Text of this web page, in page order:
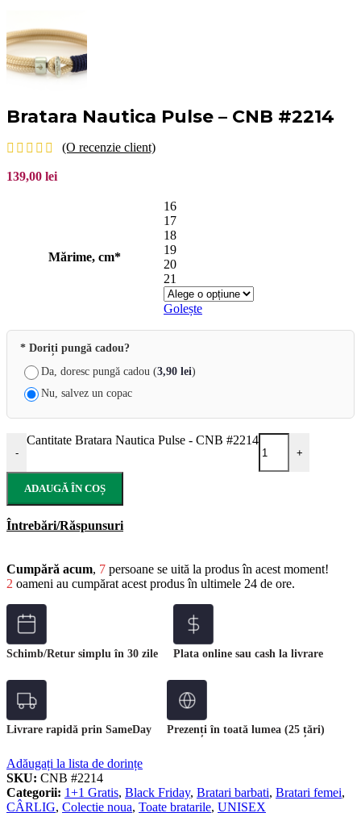
Bratara Nautica Pulse – CNB #2214
(O recenzie client)
139,00 lei
Mărime, cm*
16
17
18
19
20
21
Golește
* Doriți pungă cadou?
Da, doresc pungă cadou (3,90 lei)
Nu, salvez un copac
-
Cantitate Bratara Nautica Pulse - CNB #2214
+
ADAUGĂ ÎN COȘ
Întrebări/Răspunsuri
Cumpără acum, 7 persoane se uită la produs în acest moment!
2 oameni au cumpărat acest produs în ultimele 24 de ore.
Schimb/Retur simplu în 30 zile Plata online sau cash la livrare
Livrare rapidă prin SameDay Prezenți în toată lumea (25 țări)
Adăugați la lista de dorințe
SKU: CNB #2214
Categorii: 1+1 Gratis, Black Friday, Bratari barbati, Bratari femei,
CÂRLIG, Colectie noua, Toate bratarile, UNISEX